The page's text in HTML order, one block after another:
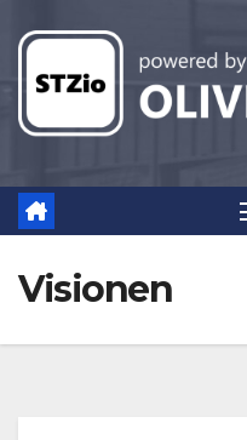
Inhalt
springen
Visionen